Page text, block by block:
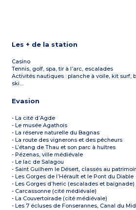
Les + de la station
Casino
Tennis, golf, spa, tir à l’arc, escalades
Activités nautiques : planche à voile, kit surf,
ski…
Evasion
- La cité d’Agde
- Le musée Agathois
- La réserve naturelle du Bagnas
- La route des vignerons et des pêcheurs
- L’étang de Thau et son parc à huîtres
- Pézenas, ville médiévale
- Le lac de Salagou
- Saint Guilhem le Désert, classés au
- Les Gorges de l’Hérault et le Pont du Diable
- Les Gorges d’heric (escalades et baignade)
- Carcassonne (cité médiévale)
- La Couvertoirade (cité médiévale)
- Les 7 écluses de Fonserannes, Canal du